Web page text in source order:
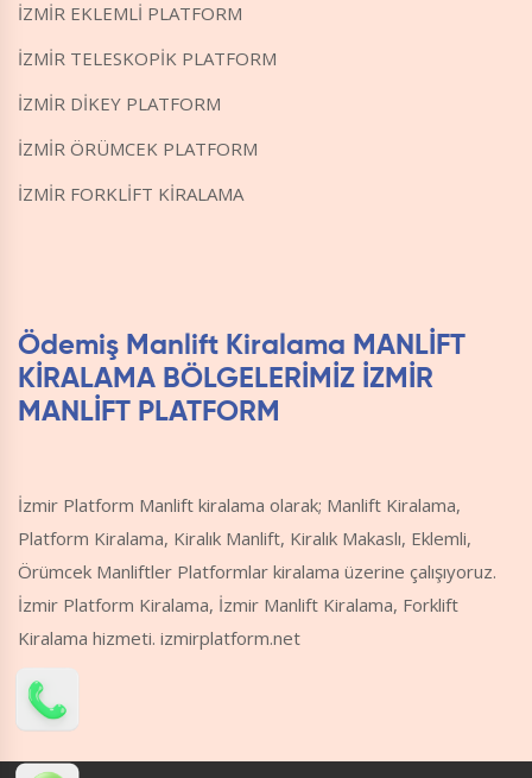
İZMİR EKLEMLİ PLATFORM
İZMİR TELESKOPİK PLATFORM
İZMİR DİKEY PLATFORM
İZMİR ÖRÜMCEK PLATFORM
İZMİR FORKLİFT KİRALAMA
Ödemiş Manlift Kiralama MANLİFT
KİRALAMA BÖLGELERİMİZ İZMİR
MANLİFT PLATFORM
İzmir Platform Manlift kiralama olarak; Manlift Kiralama,
Platform Kiralama, Kiralık Manlift, Kiralık Makaslı, Eklemli,
Örümcek Manliftler Platformlar kiralama üzerine çalışıyoruz.
İzmir Platform Kiralama, İzmir Manlift Kiralama, Forklift
Kiralama hizmeti. izmirplatform.net